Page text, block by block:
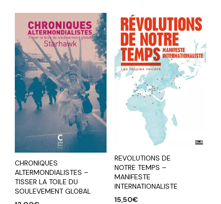
CHRONIQUES
ALTERMONDIALISTES –
TISSER LA TOILE DU
SOULEVEMENT GLOBAL
REVOLUTIONS DE
NOTRE TEMPS –
MANIFESTE
INTERNATIONALISTE
15,50€